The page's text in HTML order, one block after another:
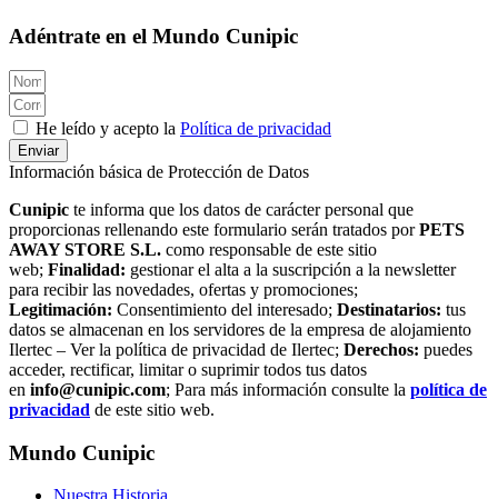
Adéntrate en el Mundo Cunipic
He leído y acepto la Política de privacidad
Enviar
Información básica de Protección de Datos
Cunipic te informa que los datos de carácter personal que
proporcionas rellenando este formulario serán tratados porPETS
AWAY STORE S.L. como responsable de este sitio
web; Finalidad: gestionar el alta a la suscripción a la newsletter
para recibir las novedades, ofertas y promociones;
Legitimación: Consentimiento del interesado; Destinatarios: tus
datos se almacenan en los servidores de la empresa de alojamiento
Ilertec – Ver la política de privacidad de Ilertec; Derechos: puedes
acceder, rectificar, limitar o suprimir todos tus datos
en info@cunipic.com; Para más información consulte la política de
privacidad de este sitio web.
Mundo Cunipic